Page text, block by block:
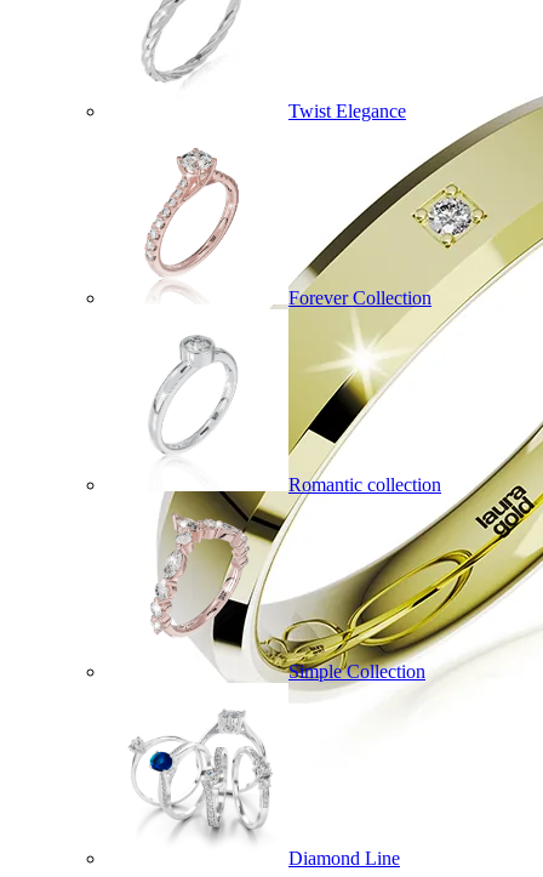
Twist Elegance
Forever Collection
Romantic collection
Simple Collection
Diamond Line